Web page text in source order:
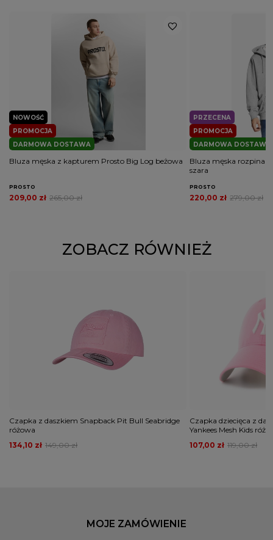
PROMOCJA
NOWOŚĆ
DARMOWA DOSTAWA
Bluza męska z kapturem Prosto Big Log beżowa
PROSTO
265,00 zł
209,00 zł
PROMOCJA
PRZECENA
DARMOWA DOSTAWA
Bluza męska
szara
PROSTO
279,00 zł
220,00 zł
ZOBACZ RÓWNIEŻ
Czapka z daszkiem Snapback Pit Bull Seabridge
różowa
149,00 zł
134,10 zł
Czapka dziecięca z
Yankees Mesh Kids
119,00 zł
107,00 zł
MOJE ZAMÓWIENIE